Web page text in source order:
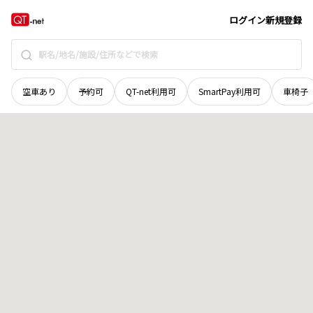
ログイン新規登録
空車あり 予約可 QT-net利用可 SmartPay利用可 車椅子
山口県